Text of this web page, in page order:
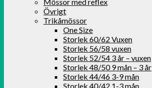
Övrigt
Trikåmössor
One Size
Storlek 60/62 Vuxen
Storlek 56/58 vuxen
Storlek 52/54 3 år – vuxen
Storlek 48/50 9 mån – 3 år
Storlek 44/46 3-9 mån
Storlek 40/42 1-3 mån